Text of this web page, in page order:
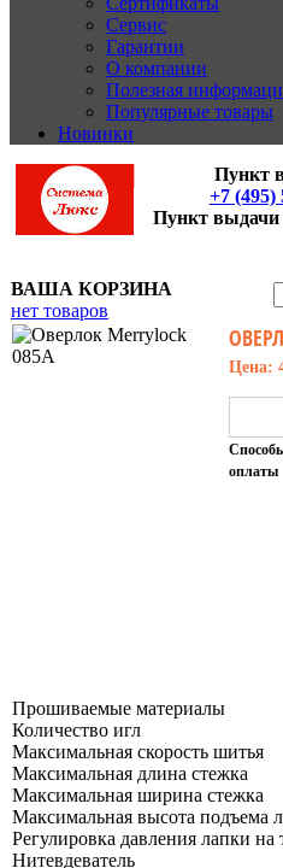
Сервис
Гарантии
О компании
Полезная
Популярные товары
Новинки
Пункт
+7 (495)
Пункт выдачи
ВАША КОРЗИНА
нет товаров
Цена:
оплаты
Прошиваемые материалы
Количество игл
Максимальная скорость шитья
Максимальная длина стежка
Максимальная ширина стежка
Максимальная высота подъема
Регулировка давления лапки на
Нитевдеватель